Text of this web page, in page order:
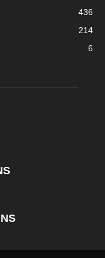
436
214
6